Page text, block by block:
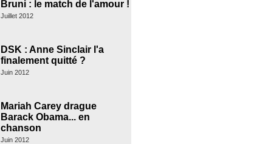
Bruni : le match de l'amour !
Juillet 2012
DSK : Anne Sinclair l'a
finalement quitté ?
Juin 2012
Mariah Carey drague
Barack Obama... en
chanson
Juin 2012